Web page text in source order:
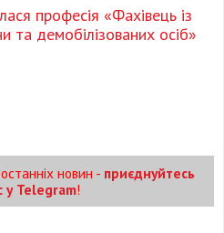
професія «Фахівець із
та демобілізованих осіб»
новин - приєднуйтесь
у Telegram!